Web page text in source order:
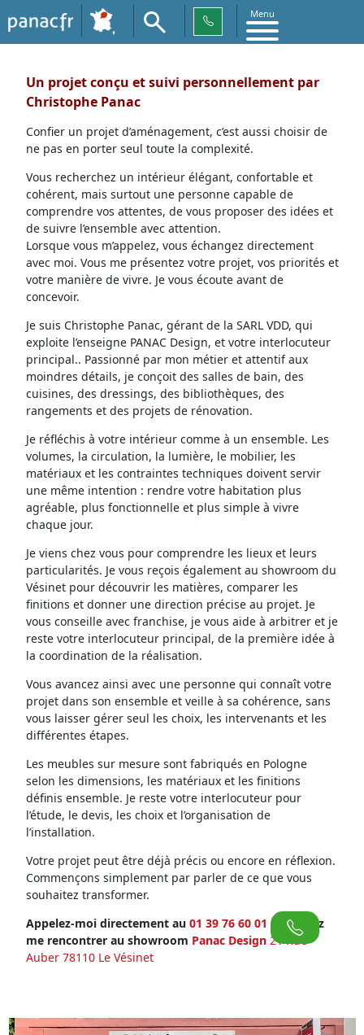
Menu
Un projet conçu et suivi personnellement par
Christophe Panac
Confier un projet d’aménagement, c’est aussi choisir de
ne pas en porter seul toute la complexité.
Vous recherchez un intérieur élégant, confortable et
cohérent, mais surtout une personne capable de
comprendre vos attentes, de vous proposer des idées et
de suivre l’ensemble avec attention.
Lorsque vous m’appelez, vous échangez directement
avec moi. Vous me présentez votre projet, vos priorités et
votre manière de vivre. Je vous écoute avant de
concevoir.
Je suis Christophe Panac, gérant de la SARL VDD, qui
exploite l’enseigne PANAC Design, et votre interlocuteur
principal.. Passionné par mon métier et attentif aux
moindres détails, je conçoit des salles de bain, des
cuisines, des dressings, des bibliothèques, des
rangements et des projets de rénovation.
Je réfléchis à votre intérieur comme à un ensemble. Les
volumes, la circulation, la lumière, le mobilier, les
matériaux et les contraintes techniques doivent servir
une même intention : rendre votre habitation plus
agréable, plus fonctionnelle et plus simple à vivre
chaque jour.
Je viens chez vous pour comprendre les lieux et leurs
particularités. Je vous reçois également au showroom du
Vésinet pour découvrir les matières, comparer les
finitions et donner une direction précise au projet. Je
vous conseille avec franchise, je vous aide à arbitrer et je
reste votre interlocuteur principal, de la première idée à
la coordination de la réalisation.
Vous avancez ainsi avec une personne qui connaît votre
projet dans son ensemble et veille à sa cohérence, sans
vous laisser gérer seul les choix, les intervenants et les
différentes étapes.
Les meubles sur mesure sont fabriqués en Pologne
selon les dimensions, les matériaux et les finitions
définis ensemble. Je reste votre interlocuteur pour
l’étude, le devis, les choix et l’organisation de
l’installation.
Votre projet peut être déjà précis ou encore en réflexion.
Commençons simplement par parler de ce que vous
souhaitez transformer.
Appelez-moi directement au 01 39 76 60 01 ou venez
me rencontrer au showroom Panac Design 21 Rue
Auber 78110 Le Vésinet